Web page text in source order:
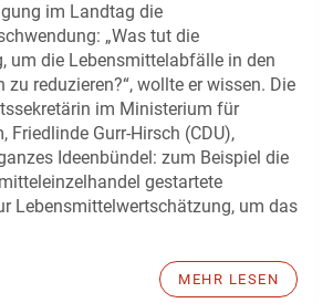
im Landtag die
„Was tut die
um die Lebensmittelabfälle in den
zu reduzieren?“, wollte er wissen. Die
im Ministerium für
Friedlinde Gurr-Hirsch (CDU),
Ideenbündel: zum Beispiel die
gestartete
Lebensmittelwertschätzung, um das
MEHR LESEN